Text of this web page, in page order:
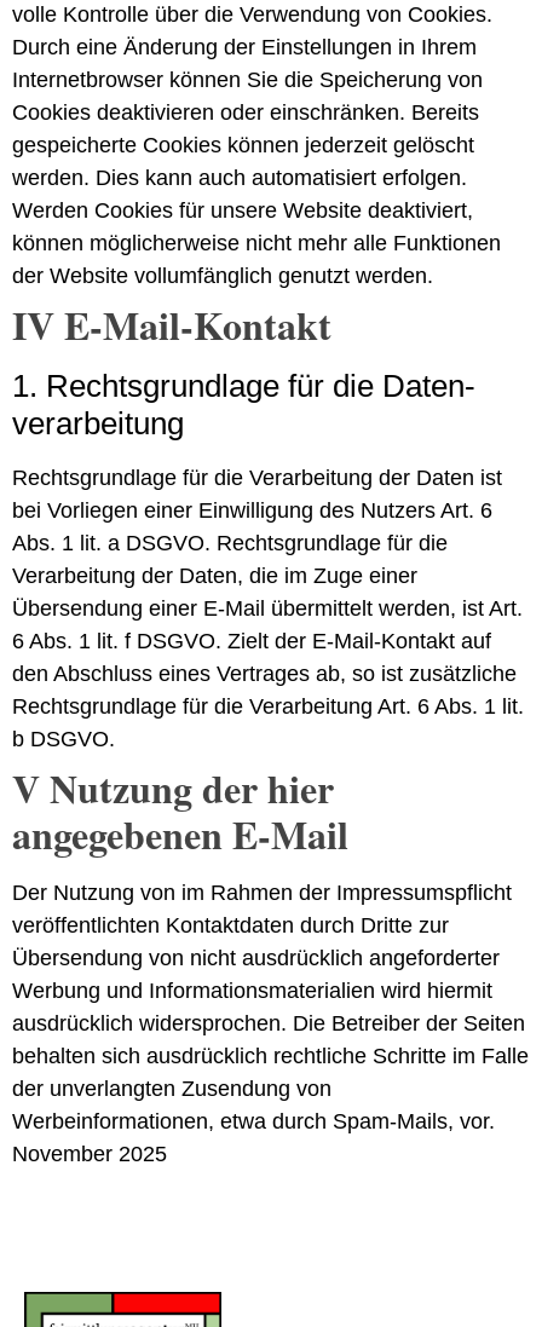
volle Kontrolle über die Verwendung von Cookies.
Durch eine Änderung der Einstellungen in Ihrem
Internetbrowser können Sie die Speicherung von
Cookies deaktivieren oder einschränken. Bereits
gespeicherte Cookies können jederzeit gelöscht
werden. Dies kann auch automatisiert erfolgen.
Werden Cookies für unsere Website deaktiviert,
können möglicherweise nicht mehr alle Funktionen
der Website vollumfänglich genutzt werden.
IV E-Mail-Kontakt
1. Rechts­grundlage für die Daten­
verarbeitung
Rechtsgrundlage für die Verarbeitung der Daten ist
bei Vorliegen einer Einwilligung des Nutzers Art. 6
Abs. 1 lit. a DSGVO. Rechtsgrundlage für die
Verarbeitung der Daten, die im Zuge einer
Übersendung einer E-Mail übermittelt werden, ist Art.
6 Abs. 1 lit. f DSGVO. Zielt der E-Mail-Kontakt auf
den Abschluss eines Vertrages ab, so ist zusätzliche
Rechtsgrundlage für die Verarbeitung Art. 6 Abs. 1 lit.
b DSGVO.
V Nutzung der hier
angegebenen E-Mail
Der Nutzung von im Rahmen der Impressumspflicht
veröffentlichten Kontaktdaten durch Dritte zur
Übersendung von nicht ausdrücklich angeforderter
Werbung und Informationsmaterialien wird hiermit
ausdrücklich widersprochen. Die Betreiber der Seiten
behalten sich ausdrücklich rechtliche Schritte im Falle
der unverlangten Zusendung von
Werbeinformationen, etwa durch Spam-Mails, vor.
November 2025